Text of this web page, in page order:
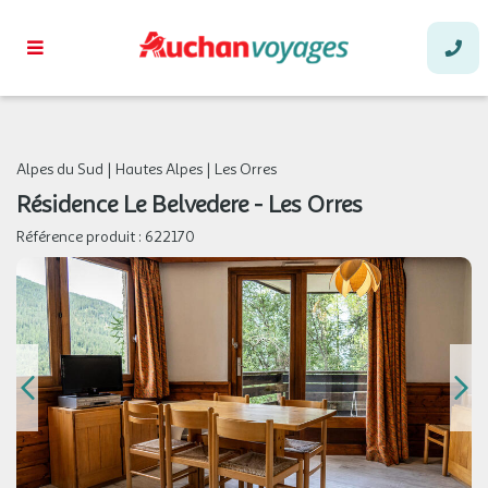
Alpes du Sud | Hautes Alpes | Les Orres
Résidence Le Belvedere - Les Orres
Référence produit : 622170